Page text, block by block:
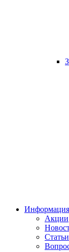
Информация
Акции
Статьи